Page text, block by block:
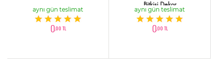
aynı gün teslimat
0,00 TL
Bitkisi Dekor
aynı gün teslimat
0,00 TL